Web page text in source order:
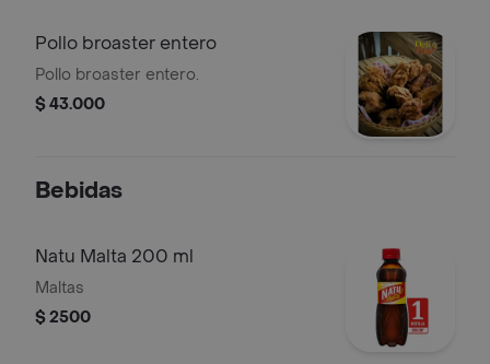
Pollo broaster entero
Pollo broaster entero.
$ 43.000
Bebidas
Natu Malta 200 ml
Maltas
$ 2500